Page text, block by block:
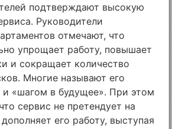
подтверждают высокую
Руководители
отмечают, что
упрощает работу, повышает
и сокращает количество
Многие называют его
«шагом в будущее». При этом
сервис не претендует на
его работу, выступая